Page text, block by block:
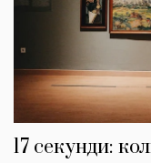
17 секунди: